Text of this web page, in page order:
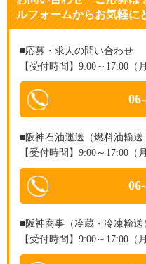
ルフォームからお気軽に
■応募・求人の問い合わせ
【受付時間】9:00～17:00（
■阪神石油運送（燃料油輸送
【受付時間】9:00～17:00
■阪神商事（冷蔵・冷凍輸送
【受付時間】9:00～17:00